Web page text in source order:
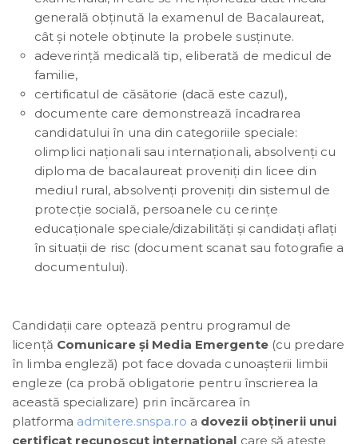
generală obţinută la examenul de Bacalaureat,
cât şi notele obţinute la probele susţinute.
adeverinţă medicală tip, eliberată de medicul de
familie,
certificatul de căsătorie (dacă este cazul),
documente care demonstrează încadrarea
candidatului în una din categoriile speciale:
olimplici naționali sau internaționali, absolvenți cu
diploma de bacalaureat proveniți din licee din
mediul rural, absolvenți proveniți din sistemul de
protecție socială, persoanele cu cerințe
educaționale speciale/dizabilități și candidați aflați
în situații de risc (document scanat sau fotografie a
documentului).
Candidații care optează pentru programul de
licență Comunicare și Media Emergente(cu predare
în limba engleză) pot face dovada cunoașterii limbii
engleze (ca probă obligatorie pentru înscrierea la
această specializare) prin încărcarea în
platforma admitere.snspa.ro a dovezii obținerii unui
certificat recunoscut internațional care să ateste